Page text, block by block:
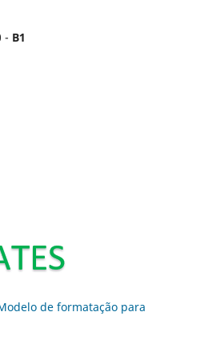
- B1
de formatação para